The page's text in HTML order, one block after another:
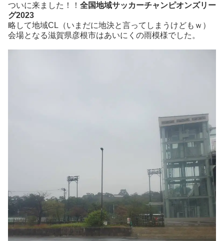
ついに来ました！！ 全国地域サッカーチャンピオンズリー
グ2023
略して地域CL（いまだに地決と言ってしまうけどもｗ）
会場となる滋賀県彦根市はあいにくの雨模様でした。